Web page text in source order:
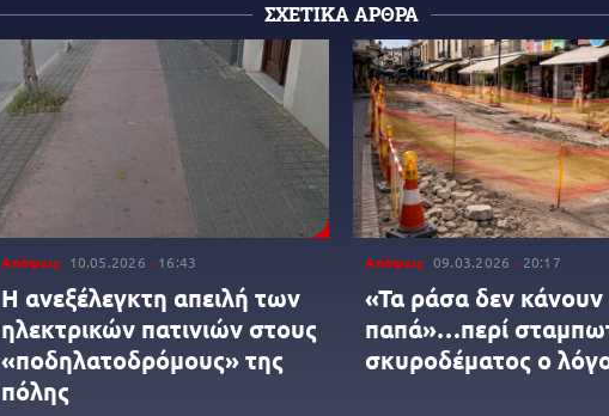
ΣΧΕΤΙΚΑ ΑΡΘΡΑ
Απόψεις 10.05.2026 16:43
Η ανεξέλεγκτη απειλή των
ηλεκτρικών πατινιών στους
«ποδηλατοδρόμους» της
πόλης
Απόψεις 09.03.2026 20:17
«Τα ράσα δεν κάνουν
παπά»…περί
σκυροδέματος ο